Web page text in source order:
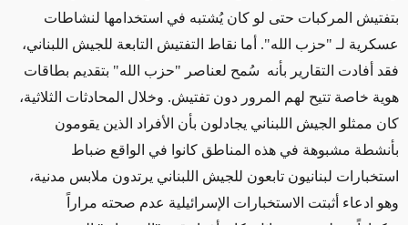
بتفتيش المركبات حتى لو كان يُشتبه في استخدامها لنشاطات
عسكرية لـ "حزب الله". أما نقاط التفتيش التابعة للجيش اللبناني،
فقد أفادت التقارير بأنه سُمح لعناصر "حزب الله" بتقديم بطاقات
هوية خاصة تتيح لهم المرور دون تفتيش. وخلال المحادثات الثلاثية،
كان ممثلو الجيش اللبناني يجادلون بأن الأفراد الذين يقومون
بأنشطة مشبوهة في هذه المناطق كانوا في الواقع ضباط
استخبارات لبنانيون تابعون للجيش اللبناني يرتدون ملابس مدنية،
وهو ادعاء أثبتت الاستخبارات الإسرائيلية عدم صحته مراراً